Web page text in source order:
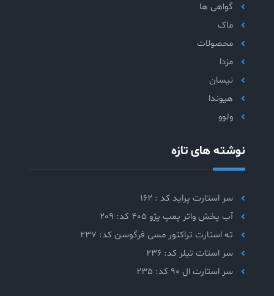
گواهی ها
ماک
محصولات
مزدا
نیسان
هیوندا
ولوو
نوشته های تازه
سر استارت پراید کد : 162
آب پخش واتر پمپ پژو 405 کد: 209
ته استارت تراکتور مسی فرگوسن کد: 237
سر استات تیلر کد: 236
سر استارت ال 90 کد: 235